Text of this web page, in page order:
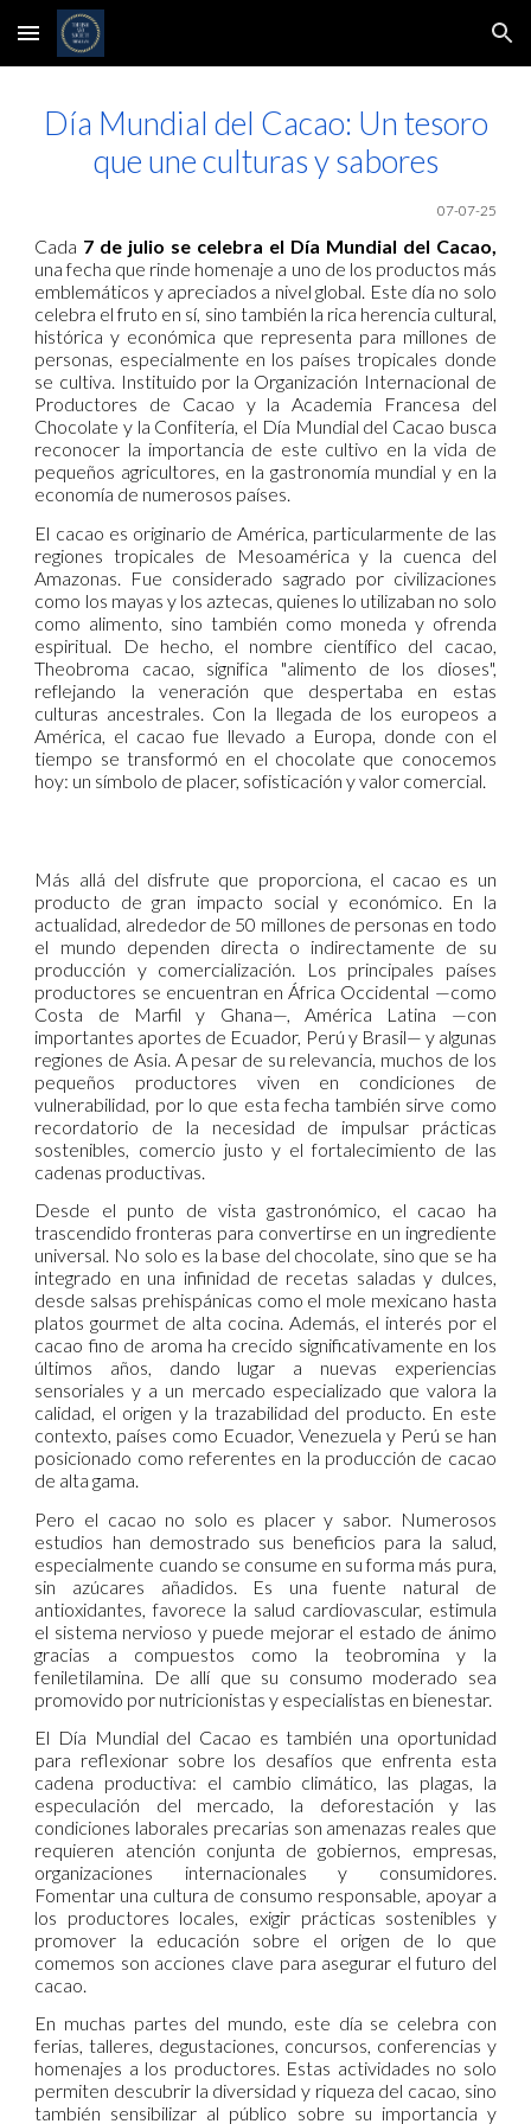
Skip to main content Skip to navigation
Día Mundial del Cacao: Un tesoro
que une culturas y sabores
07-07-25
Cada 7 de julio se celebra el Día Mundial del Cacao,
una fecha que rinde homenaje a uno de los productos más
emblemáticos y apreciados a nivel global. Este día no solo
celebra el fruto en sí, sino también la rica herencia cultural,
histórica y económica que representa para millones de
personas, especialmente en los países tropicales donde
se cultiva. Instituido por la Organización Internacional de
Productores de Cacao y la Academia Francesa del
Chocolate y la Confitería, el Día Mundial del Cacao busca
reconocer la importancia de este cultivo en la vida de
pequeños agricultores, en la gastronomía mundial y en la
economía de numerosos países.
El cacao es originario de América, particularmente de las
regiones tropicales de Mesoamérica y la cuenca del
Amazonas. Fue considerado sagrado por civilizaciones
como los mayas y los aztecas, quienes lo utilizaban no solo
como alimento, sino también como moneda y ofrenda
espiritual. De hecho, el nombre científico del cacao,
Theobroma cacao, significa "alimento de los dioses",
reflejando la veneración que despertaba en estas
culturas ancestrales. Con la llegada de los europeos a
América, el cacao fue llevado a Europa, donde con el
tiempo se transformó en el chocolate que conocemos
hoy: un símbolo de placer, sofisticación y valor comercial.
Más allá del disfrute que proporciona, el cacao es un
producto de gran impacto social y económico. En la
actualidad, alrededor de 50 millones de personas en todo
el mundo dependen directa o indirectamente de su
producción y comercialización. Los principales países
productores se encuentran en África Occidental —como
Costa de Marfil y Ghana—, América Latina —con
importantes aportes de Ecuador, Perú y Brasil— y algunas
regiones de Asia. A pesar de su relevancia, muchos de los
pequeños productores viven en condiciones de
vulnerabilidad, por lo que esta fecha también sirve como
recordatorio de la necesidad de impulsar prácticas
sostenibles, comercio justo y el fortalecimiento de las
cadenas productivas.
Desde el punto de vista gastronómico, el cacao ha
trascendido fronteras para convertirse en un ingrediente
universal. No solo es la base del chocolate, sino que se ha
integrado en una infinidad de recetas saladas y dulces,
desde salsas prehispánicas como el mole mexicano hasta
platos gourmet de alta cocina. Además, el interés por el
cacao fino de aroma ha crecido significativamente en los
últimos años, dando lugar a nuevas experiencias
sensoriales y a un mercado especializado que valora la
calidad, el origen y la trazabilidad del producto. En este
contexto, países como Ecuador, Venezuela y Perú se han
posicionado como referentes en la producción de cacao
de alta gama.
Pero el cacao no solo es placer y sabor. Numerosos
estudios han demostrado sus beneficios para la salud,
especialmente cuando se consume en su forma más pura,
sin azúcares añadidos. Es una fuente natural de
antioxidantes, favorece la salud cardiovascular, estimula
el sistema nervioso y puede mejorar el estado de ánimo
gracias a compuestos como la teobromina y la
feniletilamina. De allí que su consumo moderado sea
promovido por nutricionistas y especialistas en bienestar.
El Día Mundial del Cacao es también una oportunidad
para reflexionar sobre los desafíos que enfrenta esta
cadena productiva: el cambio climático, las plagas, la
especulación del mercado, la deforestación y las
condiciones laborales precarias son amenazas reales que
requieren atención conjunta de gobiernos, empresas,
organizaciones internacionales y consumidores.
Fomentar una cultura de consumo responsable, apoyar a
los productores locales, exigir prácticas sostenibles y
promover la educación sobre el origen de lo que
comemos son acciones clave para asegurar el futuro del
cacao.
En muchas partes del mundo, este día se celebra con
ferias, talleres, degustaciones, concursos, conferencias y
homenajes a los productores. Estas actividades no solo
permiten descubrir la diversidad y riqueza del cacao, sino
también sensibilizar al público sobre su importancia y